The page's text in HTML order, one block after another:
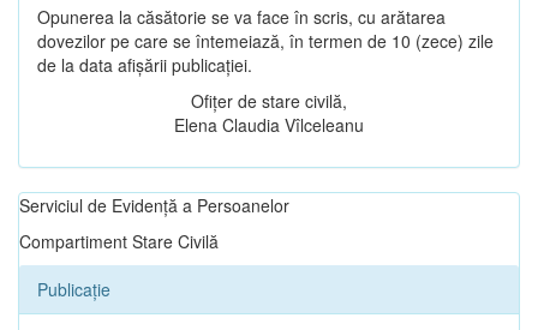
Opunerea la căsătorie se va face în scris, cu arătarea
dovezilor pe care se întemeiază, în termen de 10 (zece) zile
de la data afișării publicației.
Ofițer de stare civilă,
Elena Claudia Vîlceleanu
Serviciul de Evidență a Persoanelor
Compartiment Stare Civilă
Publicație